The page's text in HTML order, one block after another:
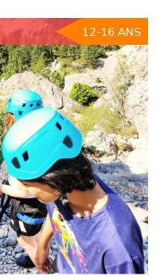
12-16 ANS